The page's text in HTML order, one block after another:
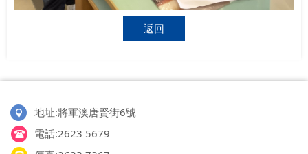
返回
地址:將軍澳唐賢街6號
電話:2623 5679